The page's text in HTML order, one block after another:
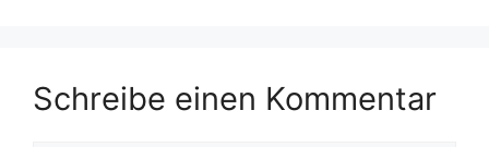
Schreibe einen Kommentar